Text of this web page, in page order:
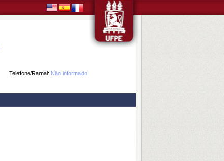
Telefone/Ramal: Não informado